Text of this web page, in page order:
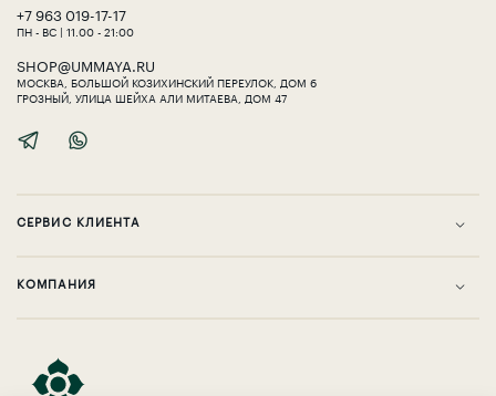
СЕРВИС КЛИЕНТА
KОМПАНИЯ
‎+7 963 019-17-17
ПН - ВС | 11.00 - 21:00
SHOP@UMMAYA.RU
МОСКВА, БОЛЬШОЙ КОЗИХИНСКИЙ ПЕРЕУЛОК, ДОМ 6
ГРОЗНЫЙ, УЛИЦА ШЕЙХА АЛИ МИТАЕВА, ДОМ 47